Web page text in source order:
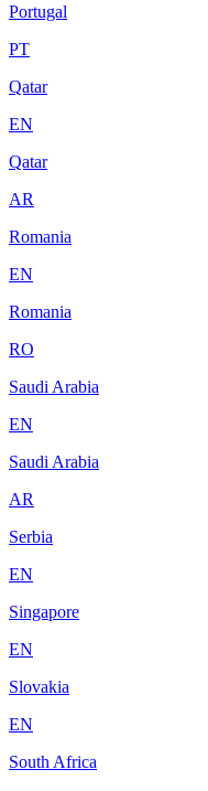
Portugal
PT
Qatar
EN
Qatar
AR
Romania
EN
Romania
RO
Saudi Arabia
EN
Saudi Arabia
AR
Serbia
EN
Singapore
EN
Slovakia
EN
South Africa